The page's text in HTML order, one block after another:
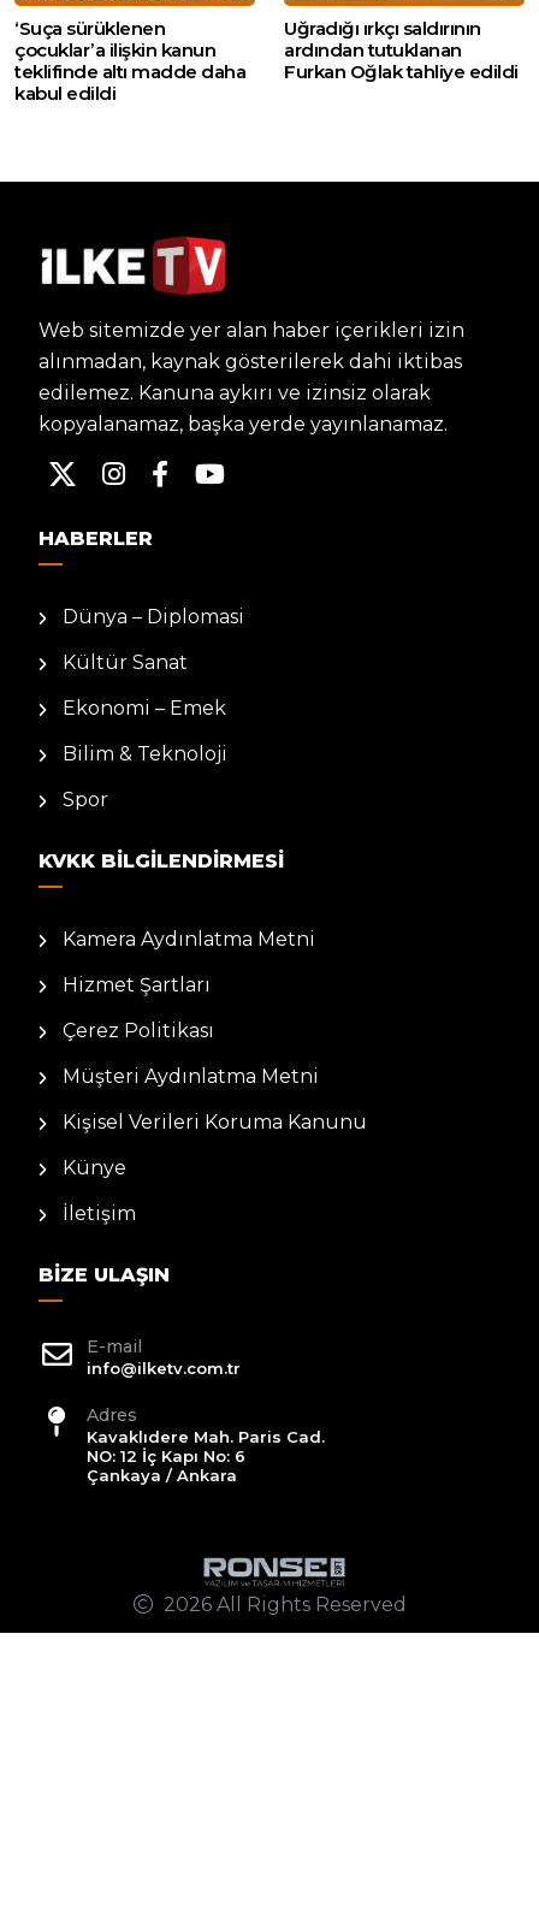
‘Suça sürüklenen
çocuklar’a ilişkin kanun
teklifinde altı madde daha
kabul edildi
Uğradığı ırkçı saldırının
ardından tutuklanan
Furkan Oğlak tahliye edildi
Web sitemizde yer alan haber içerikleri izin
alınmadan, kaynak gösterilerek dahi iktibas
edilemez. Kanuna aykırı ve izinsiz olarak
kopyalanamaz, başka yerde yayınlanamaz.
HABERLER
Dünya – Diplomasi
Kültür Sanat
Ekonomi – Emek
Bilim & Teknoloji
Spor
KVKK BILGILENDIRMESI
Kamera Aydınlatma Metni
Hizmet Şartları
Çerez Politikası
Müşteri Aydınlatma Metni
Kişisel Verileri Koruma Kanunu
Künye
İletişim
BIZE ULAŞIN
E-mail
info@ilketv.com.tr
Adres
Kavaklıdere Mah. Paris Cad.
NO: 12 İç Kapı No: 6
Çankaya / Ankara
2026 All Rights Reserved